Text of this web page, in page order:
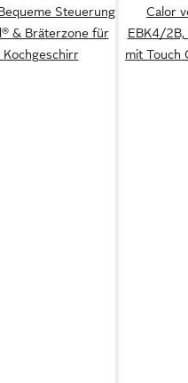
Steuerung
& Bräterzone für
Calor
EBK4/2B,
mit Touch